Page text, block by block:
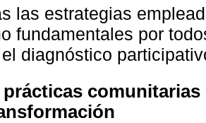
las estrategias
fundamentales por
diagnóstico
prácticas